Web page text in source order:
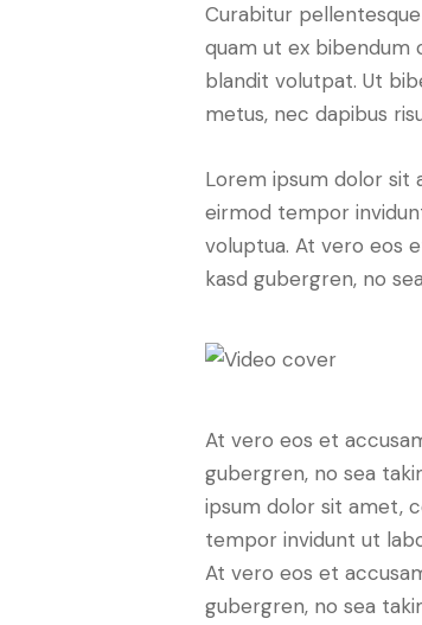
Curabitur
quam ut ex bibendum
blandit volutpat. Ut
metus, nec dapibus
Lorem ipsum dolor sit
eirmod tempor
voluptua. At vero eos
kasd gubergren, no
At vero eos et
gubergren, no sea
ipsum dolor sit amet,
tempor invidunt ut
At vero eos et
gubergren, no sea